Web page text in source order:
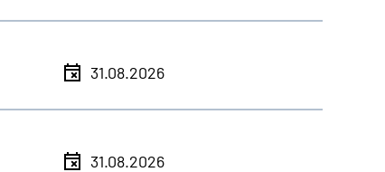
31.08.2026
31.08.2026